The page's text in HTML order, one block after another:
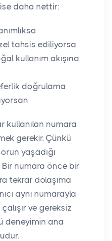
daha nettir:
tahsis ediliyorsa
kullanım akışına
doğrulama
kullanılan numara
gerekir. Çünkü
yaşadığı
numara önce bir
tekrar dolaşıma
aynı numarayla
ve gereksiz
deneyimin ana